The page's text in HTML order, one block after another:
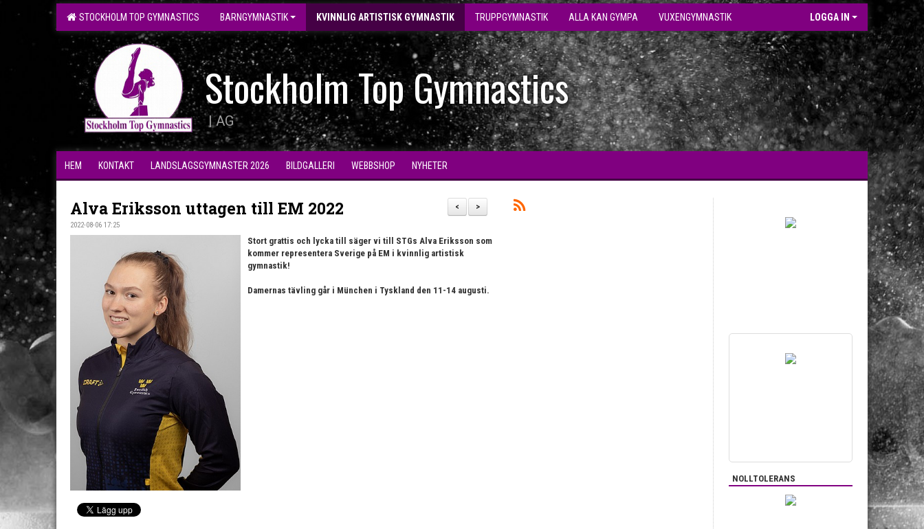
STOCKHOLM TOP GYMNASTICS BARNGYMNASTIK KVINNLIG ARTISTISK GYMNASTIK TRUPPGYMNASTIK ALLA KAN GYMPA VUXENGYMNASTIK LOGGA IN
Stockholm Top Gymnastics
| AG
HEM KONTAKT LANDSLAGSGYMNASTER 2026 BILDGALLERI WEBBSHOP NYHETER
>
<
Alva Eriksson uttagen till EM 2022
2022-08-06 17:25
Stort grattis och lycka till säger vi till STGs Alva Eriksson som
kommer representera Sverige på EM i kvinnlig artistisk
gymnastik!
Damernas tävling går i München i Tyskland den 11-14 augusti.
NOLLTOLERANS